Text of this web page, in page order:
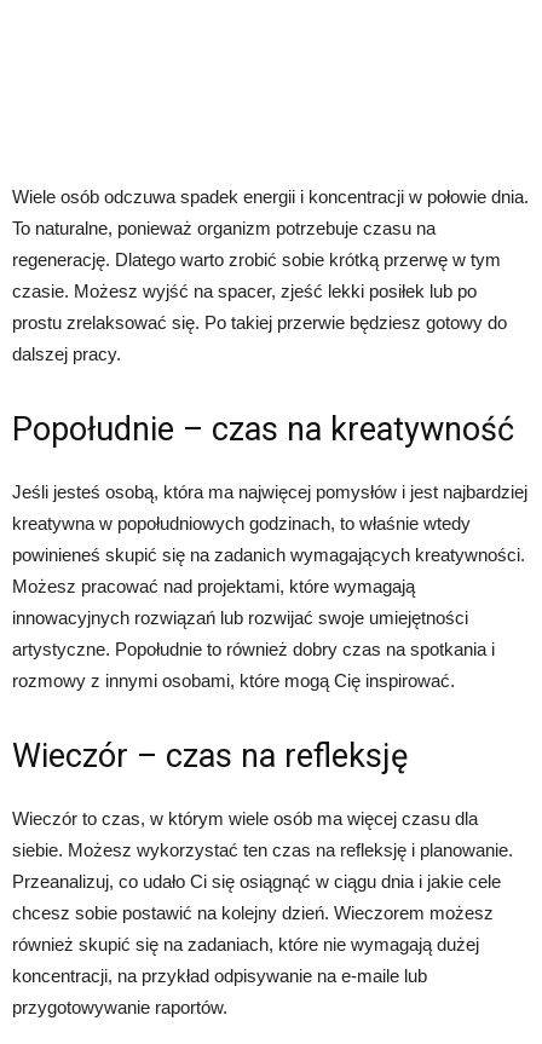
Wiele osób odczuwa spadek energii i koncentracji w połowie dnia.
To naturalne, ponieważ organizm potrzebuje czasu na
regenerację. Dlatego warto zrobić sobie krótką przerwę w tym
czasie. Możesz wyjść na spacer, zjeść lekki posiłek lub po
prostu zrelaksować się. Po takiej przerwie będziesz gotowy do
dalszej pracy.
Popołudnie – czas na kreatywność
Jeśli jesteś osobą, która ma najwięcej pomysłów i jest najbardziej
kreatywna w popołudniowych godzinach, to właśnie wtedy
powinieneś skupić się na zadanich wymagających kreatywności.
Możesz pracować nad projektami, które wymagają
innowacyjnych rozwiązań lub rozwijać swoje umiejętności
artystyczne. Popołudnie to również dobry czas na spotkania i
rozmowy z innymi osobami, które mogą Cię inspirować.
Wieczór – czas na refleksję
Wieczór to czas, w którym wiele osób ma więcej czasu dla
siebie. Możesz wykorzystać ten czas na refleksję i planowanie.
Przeanalizuj, co udało Ci się osiągnąć w ciągu dnia i jakie cele
chcesz sobie postawić na kolejny dzień. Wieczorem możesz
również skupić się na zadaniach, które nie wymagają dużej
koncentracji, na przykład odpisywanie na e-maile lub
przygotowywanie raportów.